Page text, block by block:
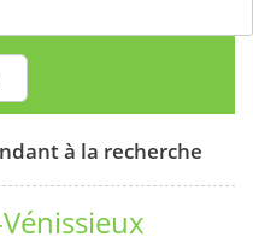
à la recherche